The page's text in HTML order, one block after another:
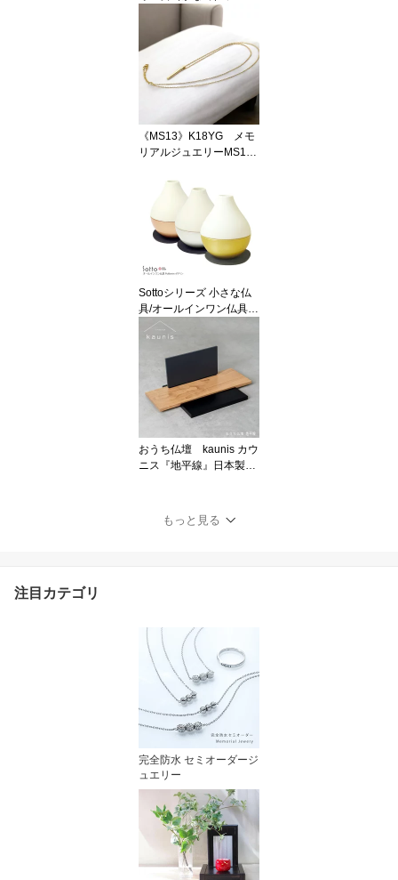
ブルー】モダンな現代蒔
絵と螺鈿を施したご自宅
用の美しいメモリアルボ
《MS13》K18YG メモ
リアルジュエリーMS13
ド 完全防水 セミオー
ダー遺骨ペンダント
Sottoシリーズ 小さな仏
具/オールインワン仏具：
三具足と花器がひとつに
なったポタリン 3カラー
から選べます
おうち仏壇 kaunis カウ
ニス『地平線』日本製
もっと見る
注目カテゴリ
完全防水 セミオーダージ
ュエリー